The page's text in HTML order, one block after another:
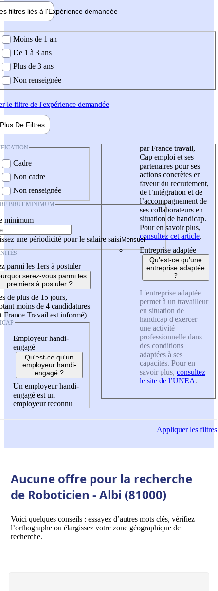
filtres liés à l'Expérience demandée
demandée
Moins de 1 an
De 1 à 3 ans
Plus de 3 ans
Non renseignée
le filtre de l'expérience demandée
Plus De Filtres
Cadre
Non cadre
Non renseignée
BRUT MINIMUM
minimum
une périodicité pour le salaire saisi
parmi les 1ers à postuler
serez-vous parmi les
premiers à postuler ?
de plus de 15 jours,
moins de 4 candidatures
France Travail est informé)
Employeur handi-
engagé
Qu'est-ce qu'un
employeur handi-
engagé ?
Un employeur handi-
engagé est un
employeur reconnu
par France travail,
Cap emploi et ses
partenaires pour ses
actions concrètes en
faveur du recrutement,
de l’intégration et de
l’accompagnement de
ses collaborateurs en
situation de handicap.
Pour en savoir plus,
consultez cet article.
Entreprise adaptée
Qu'est-ce qu'une
entreprise adaptée
?
L'entreprise adaptée
permet à un travailleur
en situation de
handicap d'exercer
une activité
professionnelle dans
des conditions
adaptées à ses
capacités. Pour en
savoir plus, consultez
le site de l’UNEA.
Appliquerles filtres
Aucune offre pour la recherche
de Roboticien - Albi (81000)
Voici quelques conseils : essayez d’autres mots clés, vérifiez
l’orthographe ou élargissez votre zone géographique de
recherche.